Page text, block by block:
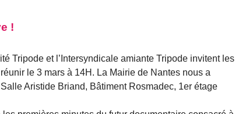
!
Tripode et l’Intersyndicale amiante Tripode invitent les
le 3 mars à 14H. La Mairie de Nantes nous a
Aristide Briand, Bâtiment Rosmadec, 1er étage